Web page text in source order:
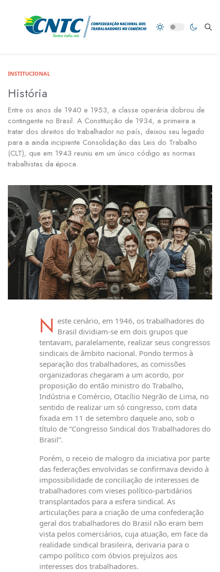
INSTITUCIONAL
História
Entre os anos de 1940 e 1953, a classe operária dobrou de
contingente no Brasil. A Constituição de 1934, a primeira a
tratar dos direitos do trabalhador no país, deixou seu legado
para a ainda incipiente Consolidação das Leis do Trabalho
(CLT), que em 1943 reuniu em um único código as normas
trabalhistas da época.
N este cenário, em 1946, os trabalhadores do
Brasil dividiam-se em dois grupos que
tentavam, paralelamente, realizar seus congressos
sindicais de âmbito nacional. Pondo termos à
separação dos trabalhadores, as comissões
organizadoras chegaram a um acordo, por
proposição do então ministro do Trabalho,
Indústria e Comércio, Otacílio Negrão de Lima, no
sentido de realizar um só congresso, com data
fixada em 11 de setembro daquele ano, sob o
título de “Congresso Sindical dos Trabalhadores do
Brasil”.
Porém, o receio de malogro da iniciativa por parte
das federações envolvidas se confirmava devido à
impossibilidade de conciliação de interesses de
trabalhadores com vieses político-partidários
transplantados para a esfera sindical. As
articulações para a criação de uma confederação
geral dos trabalhadores do Brasil não eram bem
vista pelos comerciários, cuja atuação, em face da
realidade sindical brasileira, derivaria para o
campo político com óbvios prejuízos aos
interesses dos trabalhadores.